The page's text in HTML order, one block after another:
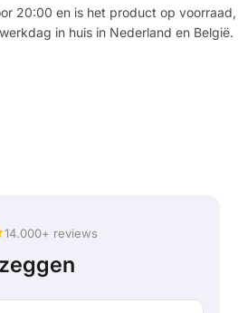
20:00 en is het product op voorraad,
in huis in Nederland en België.
14.000+ reviews